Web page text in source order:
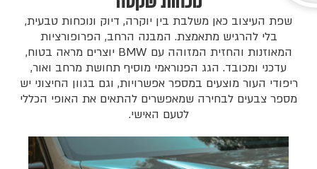
שפת העיצוב כאן משלבת בין יוקרה, דיוק ונוכחות טבעית,
בלי להרגיש מתאמצת. המבנה הרחב, הפרופורציות
המאוזנות והחזית המזוהה עם BMW יוצרים מראה בטוח,
עדכני ומכובד. הגג הפנוראמי מוסיף תחושת מרחב ואור,
ריפודי העור מוצעים במספר אפשרויות, וגם בגוון החיצוני יש
מספר צבעים לבחירה שמאפשרים להתאים את האופי הכללי
לטעם האישי.